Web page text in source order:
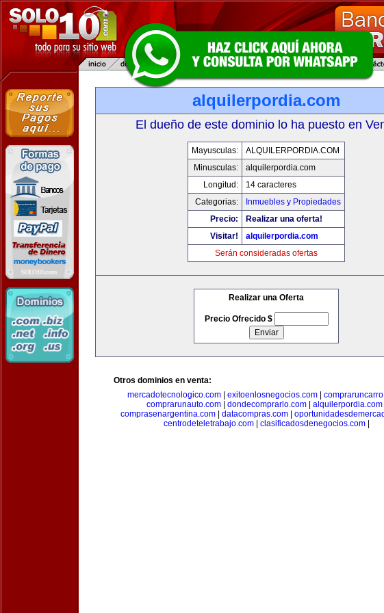
alquilerpordia.com
El dueño de este dominio lo ha puesto en
Mayusculas:
ALQUILERPORDIA.COM
Minusculas:
alquilerpordia.com
Longitud:
14 caracteres
Categorias:
Inmuebles y Propiedades
Precio:
Realizar una oferta!
Visitar!
alquilerpordia.com
Serán consideradas ofertas
Realizar una Oferta
Precio Ofrecido $
Otros dominios en venta:
mercadotecnologico.com
exitoenlosnegocios.com
comprarunauto.com| dondecomprarlo.com| alquilerpordia.com|
comprasenargentina.com| datacompras.com|
centrodeteletrabajo.com| clasificadosdenegocios.com|